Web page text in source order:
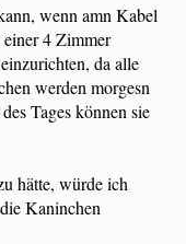
wenn amn Kabel
4 Zimmer
da alle
werden morgesn
Tages können sie
hätte, würde ich
Kaninchen